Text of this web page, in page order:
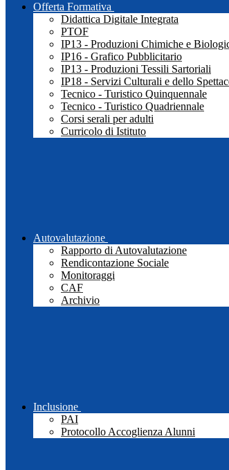
Offerta Formativa
Didattica Digitale Integrata
PTOF
IP13 - Produzioni Chimiche e
IP16 - Grafico Pubblicitario
IP13 - Produzioni Tessili Sartoriali
IP18 - Servizi Culturali e dello
Tecnico - Turistico Quinquennale
Tecnico - Turistico Quadriennale
Corsi serali per adulti
Curricolo di Istituto
Autovalutazione
Rapporto di Autovalutazione
Rendicontazione Sociale
Monitoraggi
CAF
Archivio
Inclusione
PAI
Protocollo Accoglienza Alunni